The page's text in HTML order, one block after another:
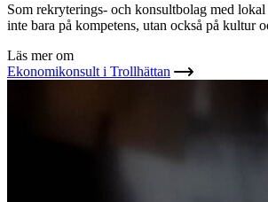
Som rekryterings- och konsultbolag med
inte bara på kompetens, utan också på kultur
Läs mer om
Ekonomikonsult i Trollhättan